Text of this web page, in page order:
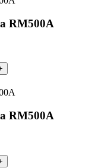
RM500A
RM500A